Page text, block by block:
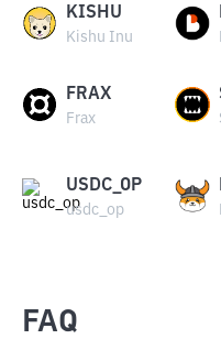
KISHU
Kishu Inu
FRAX
Frax
USDC_OP
usdc_op
FAQ